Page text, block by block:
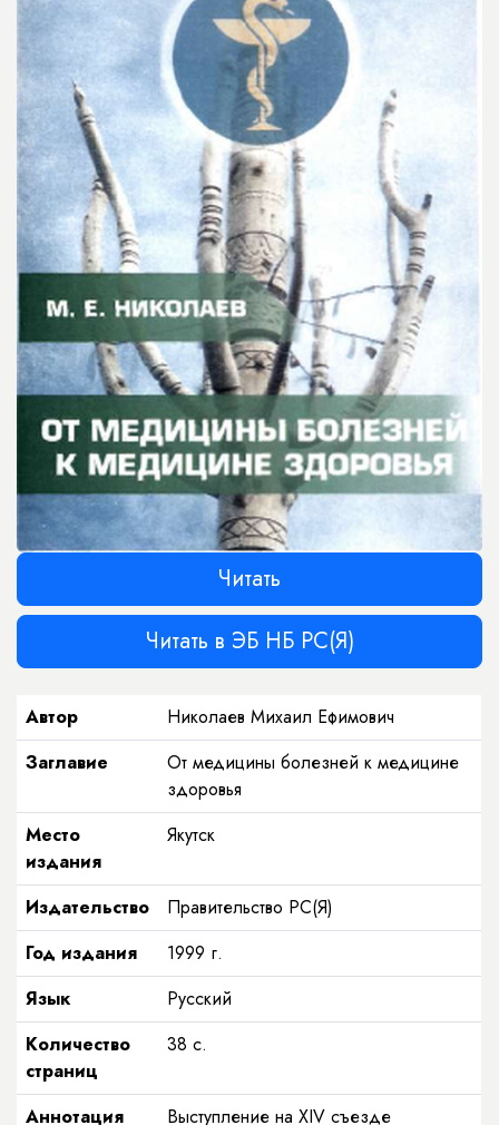
Читать
Читать в ЭБ НБ РС(Я)
Автор
Николаев Михаил Ефимович
Заглавие
От медицины болезней к медицине
здоровья
Место
издания
Якутск
Издательство
Правительство РС(Я)
Год издания
1999 г.
Язык
Русский
Количество
страниц
38 с.
Аннотация
Выступление на XIV съезде